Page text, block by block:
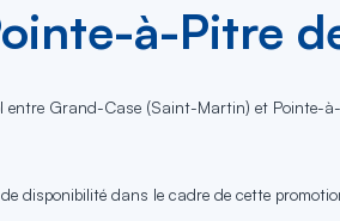
à-Pitre
Grand-Case (Saint-Martin) et Pointe-
disponibilité dans le cadre de cette